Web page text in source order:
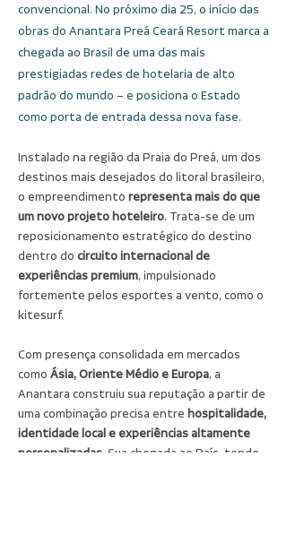
convencional. No próximo dia 25, o início das
obras do Anantara Preá Ceará Resort marca a
chegada ao Brasil de uma das mais
prestigiadas redes de hotelaria de alto
padrão do mundo – e posiciona o Estado
como porta de entrada dessa nova fase.
Instalado na região da Praia do Preá, um dos
destinos mais desejados do litoral brasileiro,
o empreendimento representa mais do que
um novo projeto hoteleiro. Trata-se de um
reposicionamento estratégico do destino
dentro do circuito internacional de
experiências premium, impulsionado
fortemente pelos esportes a vento, como o
kitesurf.
Com presença consolidada em mercados
como Ásia, Oriente Médio e Europa, a
Anantara construiu sua reputação a partir de
uma combinação precisa entre hospitalidade,
identidade local e experiências altamente
personalizadas . Sua chegada ao País, tendo